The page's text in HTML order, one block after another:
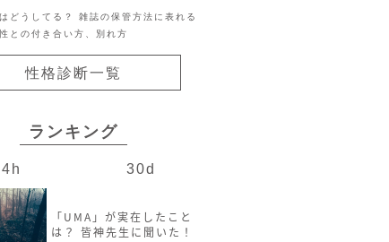
どうしてる？ 雑誌の保管方法に表れる
との付き合い方、別れ方
性格診断一覧
ランキング
30d
「UMA」が実在したこと
は？ 皆神先生に聞いた！